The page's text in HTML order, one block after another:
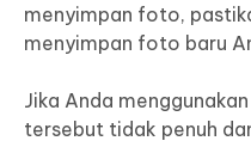
menyimpan foto,
menyimpan foto baru
Jika Anda
tersebut tidak penuh